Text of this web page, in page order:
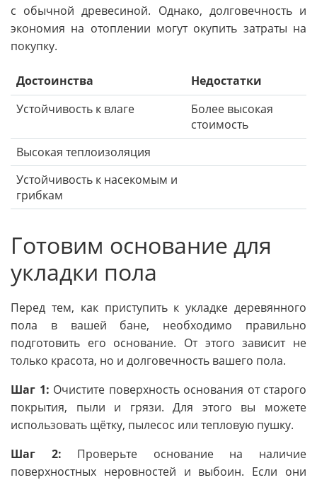
с обычной древесиной. Однако, долговечность и
экономия на отоплении могут окупить затраты на
покупку.
Достоинства
Недостатки
Устойчивость к влаге
Более высокая
стоимость
Высокая теплоизоляция
Устойчивость к насекомым и
грибкам
Готовим основание для
укладки пола
Перед тем, как приступить к укладке деревянного
пола в вашей бане, необходимо правильно
подготовить его основание. От этого зависит не
только красота, но и долговечность вашего пола.
Шаг 1: Очистите поверхность основания от старого
покрытия, пыли и грязи. Для этого вы можете
использовать щётку, пылесос или тепловую пушку.
Шаг 2: Проверьте основание на наличие
поверхностных неровностей и выбоин. Если они